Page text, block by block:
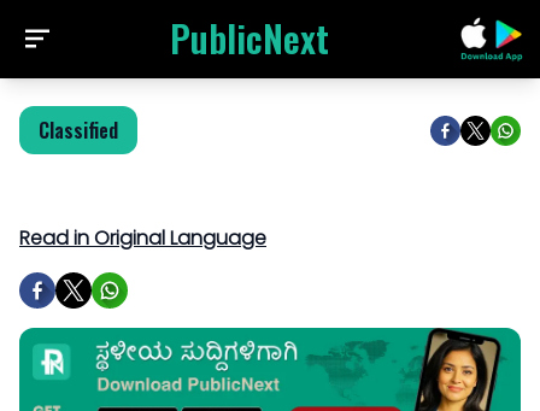
PublicNext
Classified
Read in Original Language